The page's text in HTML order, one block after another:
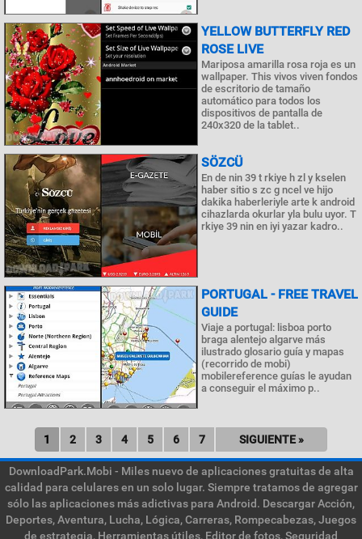
YELLOW BUTTERFLY RED
ROSE LIVE
Mariposa amarilla rosa roja es un
wallpaper. This vivos viven fondos
de escritorio de tamaño
automático para todos los
dispositivos de pantalla de
240x320 de la tablet..
SÖZCÜ
En de nin 39 t rkiye h zl y kselen
haber sitio s zc g ncel ve hijo
dakika haberleriyle arte k android
cihazlarda okurlar yla bulu uyor. T
rkiye 39 nin en iyi yazar kadro..
PORTUGAL - FREE TRAVEL
GUIDE
Viaje a portugal: lisboa porto
braga alentejo algarve más
ilustrado glosario guía y mapas
(recorrido de mobi)
mobilereference guías le ayudan
a conseguir el máximo p..
1 2 3 4 5 6 7 SIGUIENTE »
DownloadPark.Mobi - Miles nuevo de aplicaciones gratuitas de alta
calidad para celulares en un solo lugar. Siempre tratamos de agregar
sólo las aplicaciones más adictivas para Android. Descargar Acción,
Deportes, Aventura, Lucha, Lógica, Carreras, Rompecabezas, Juegos
de estrategia, Herramientas útiles, Editor de fotos, Seguridad